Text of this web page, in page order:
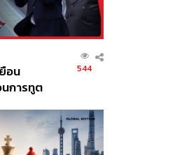
อน
การทูต
–
544